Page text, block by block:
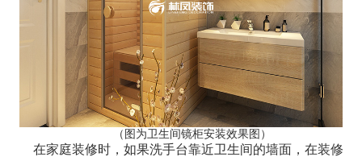
（图为卫生间镜柜安装效果图）
在家庭装修时，如果洗手台靠近卫生间的墙面，在装修